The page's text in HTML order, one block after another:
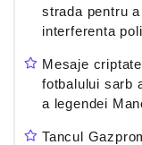
strada pentru
interferenta
Mesaje
fotbalului sarb
a legendei
Tancul